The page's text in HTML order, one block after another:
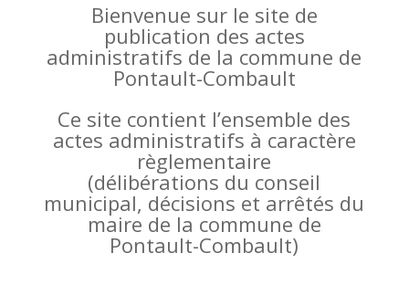
Bienvenue sur le site de
publication des actes
administratifs de la commune de
Pontault-Combault
Ce site contient l’ensemble des
actes administratifs à caractère
règlementaire
(délibérations du conseil
municipal, décisions et arrêtés du
maire de la commune de
Pontault-Combault)